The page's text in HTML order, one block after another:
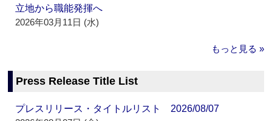
立地から職能発揮へ
2026年03月11日 (水)
もっと見る »
Press Release Title List
プレスリリース・タイトルリスト 2026/08/07